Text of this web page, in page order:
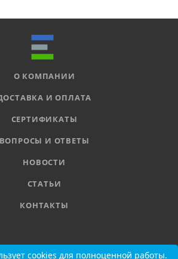
О КОМПАНИИ
И ОПЛАТА
СЕРТИФИКАТЫ
ВОПРОСЫ И ОТВЕТЫ
НОВОСТИ
СТАТЬИ
КОНТАКТЫ
8 800 555-11-78
cookies для полноценной работы.
cookies для полноценной работы.